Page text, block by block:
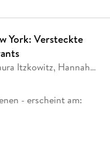
York: Versteckte
Itzkowitz, Hannah
- erscheint am: